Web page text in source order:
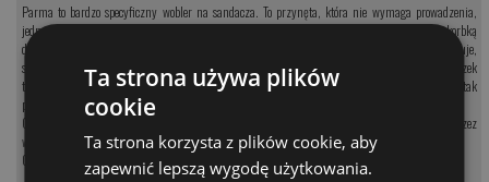
Parma to bardzo specyficzny wobler na sandacza. To przynęta, która nie wymaga prowadzenia,
jednostajnego zwijania. Sposób łowienia jest bardzo prosty. My prowadzimy go zwijając korbką
dosłownie dwa lub trzy obroty. Łowimy na wodzie do maksymalnie metra. Wobler leniwie jerkuje,
skacze do boków i w ten sposób imituje konającą rybę. Często skuteczne jest prowadzenie w poprzek
tego typu miejsc. Wówczas wobler pracuje na dołowienie kilkunastu centymetrach. Na tak
prowadzona przynętę brania są najbardziej widowiskowe. Polecamy na płytkie kamieniska.
Charakter pracy oraz sposób malowania decyduje o ogromnej uniwersalności tego woblera. Przez
wędkarzy znad Wisły wykorzystywany jest do łowienia sandaczy, szczupaków, oraz boleni.
Głębokość prowadzenia maksymalnie 50-70 cm. Wobler uzbrojony jest w kotwice BKK nr 8.
Ta strona używa plików
cookie
Ta strona korzysta z plików cookie, aby
zapewnić lepszą wygodę użytkowania.